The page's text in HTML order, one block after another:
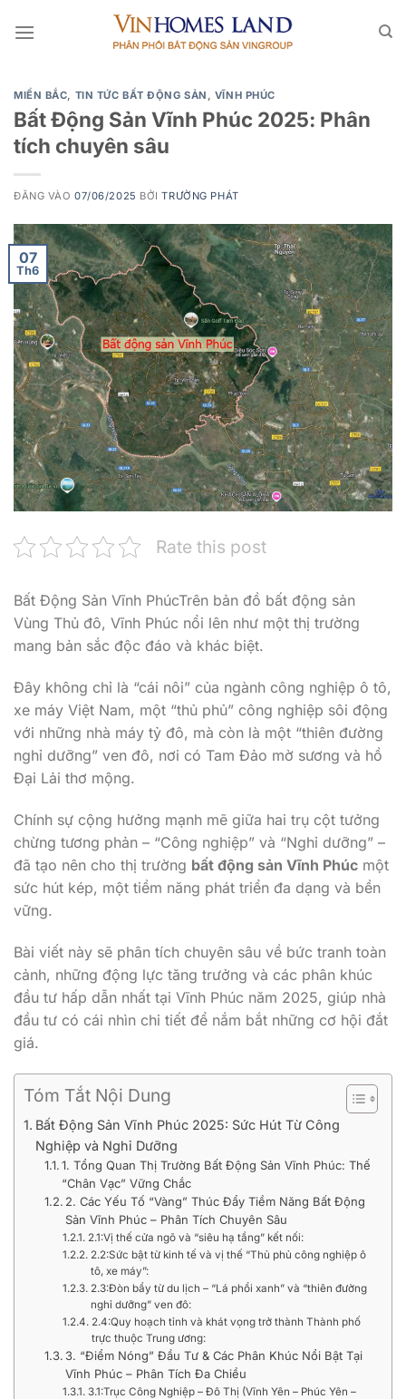
qua
MIỀN BẮC, TIN TỨC BẤT ĐỘNG SẢN , VĨNH PHÚC
Bất Động Sản Vĩnh Phúc 2025: Phân
tích chuyên sâu
ĐĂNG VÀO07/06/2025 BỞITRƯỜNG PHÁT
07
Th6
Rate this post
Bất Động Sản Vĩnh PhúcTrên bản đồ bất động sản
Vùng Thủ đô, Vĩnh Phúc nổi lên như một thị trường
mang bản sắc độc đáo và khác biệt.
Đây không chỉ là “cái nôi” của ngành công nghiệp ô tô,
xe máy Việt Nam, một “thủ phủ” công nghiệp sôi động
với những nhà máy tỷ đô, mà còn là một “thiên đường
nghỉ dưỡng” ven đô, nơi có Tam Đảo mờ sương và hồ
Đại Lải thơ mộng.
Chính sự cộng hưởng mạnh mẽ giữa hai trụ cột tưởng
chừng tương phản – “Công nghiệp” và “Nghỉ dưỡng” –
đã tạo nên cho thị trường bất động sản Vĩnh Phúc một
sức hút kép, một tiềm năng phát triển đa dạng và bền
vững.
Bài viết này sẽ phân tích chuyên sâu về bức tranh toàn
cảnh, những động lực tăng trưởng và các phân khúc
đầu tư hấp dẫn nhất tại Vĩnh Phúc năm 2025, giúp nhà
đầu tư có cái nhìn chi tiết để nắm bắt những cơ hội đắt
giá.
Tóm Tắt Nội Dung
Bất Động Sản Vĩnh Phúc 2025: Sức Hút Từ Công
Nghiệp và Nghỉ Dưỡng
1. Tổng Quan Thị Trường Bất Động Sản Vĩnh Phúc: Thế
“Chân Vạc” Vững Chắc
2. Các Yếu Tố “Vàng” Thúc Đẩy Tiềm Năng Bất Động
Sản Vĩnh Phúc – Phân Tích Chuyên Sâu
2.1:Vị thế cửa ngõ và “siêu hạ tầng” kết nối:
2.2:Sức bật từ kinh tế và vị thế “Thủ phủ công nghiệp ô
tô, xe máy”:
2.3:Đòn bẩy từ du lịch – “Lá phổi xanh” và “thiên đường
nghỉ dưỡng” ven đô:
2.4:Quy hoạch tỉnh và khát vọng trở thành Thành phố
trực thuộc Trung ương:
3. “Điểm Nóng” Đầu Tư & Các Phân Khúc Nổi Bật Tại
Vĩnh Phúc – Phân Tích Đa Chiều
3.1:Trục Công Nghiệp – Đô Thị (Vĩnh Yên – Phúc Yên –